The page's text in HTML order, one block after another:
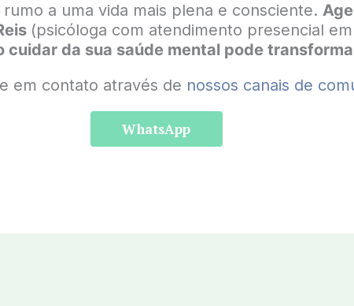
a uma vida mais plena e consciente.
(psicóloga com atendimento presencial
cuidar da sua saúde mental pode
em contato através de nossos canais de
WhatsApp